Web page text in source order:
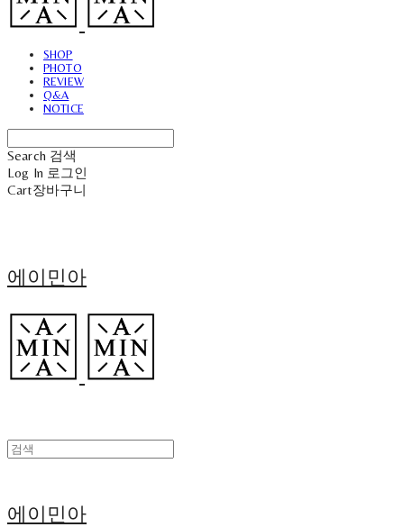
SHOP
PHOTO
REVIEW
Q&A
NOTICE
Search 검색
Log In 로그인
Cart장바구니
에이민아
에이민아